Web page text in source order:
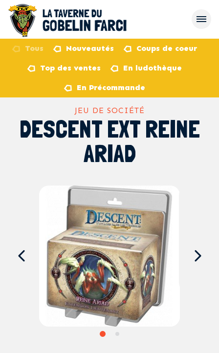
Tous Nouveautés Coups de coeur
Top des ventes En ludothèque
En Précommande
JEU DE SOCIÉTÉ
DESCENT EXT REINE
ARIAD